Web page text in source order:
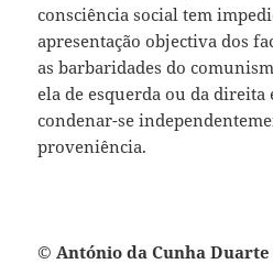
consciência social tem
apresentação objectiva dos
as barbaridades do
ela de esquerda ou da direita
condenar-se
proveniência.
© António da Cunha Duarte